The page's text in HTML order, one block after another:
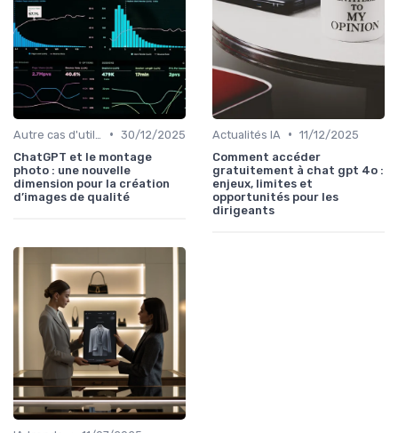
• 30/12/2025
ChatGPT et le montage
photo : une nouvelle
dimension pour la création
d’images de qualité
Actualités IA • 11/12/2025
Comment accéder
gratuitement à chat gpt 4o :
enjeux, limites et
opportunités pour les
dirigeants